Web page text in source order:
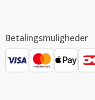
Betalingsmuligheder